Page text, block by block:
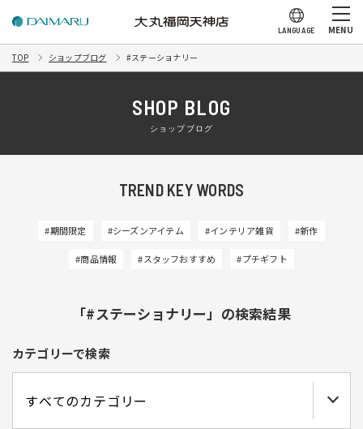
LANGUAGE MENU
TOP ショップブログ #ステーショナリー
SHOP BLOG
ショップブログ
TREND KEY WORDS
#期間限定 #シーズンアイテム #インテリア雑貨 #新作
#商品情報 #スタッフおすすめ #プチギフト
「#ステーショナリー」の検索結果
カテゴリーで検索